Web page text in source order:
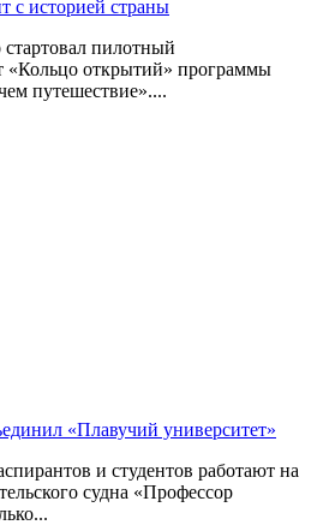
с историей страны
пилотный
«Кольцо открытий» программы
путешествие»....
«Плавучий университет»
и студентов работают на
судна «Профессор